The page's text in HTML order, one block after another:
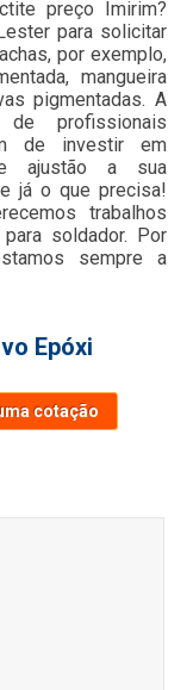
preço Imirim?
para solicitar
por exemplo,
mangueira
pigmentadas. A
profissionais
de investir em
ajustão a sua
já o que precisa!
trabalhos
soldador. Por
sempre a
Epóxi
cotação